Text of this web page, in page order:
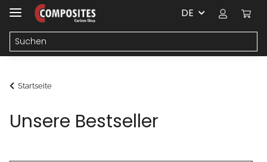
DE
Startseite
Unsere Bestseller